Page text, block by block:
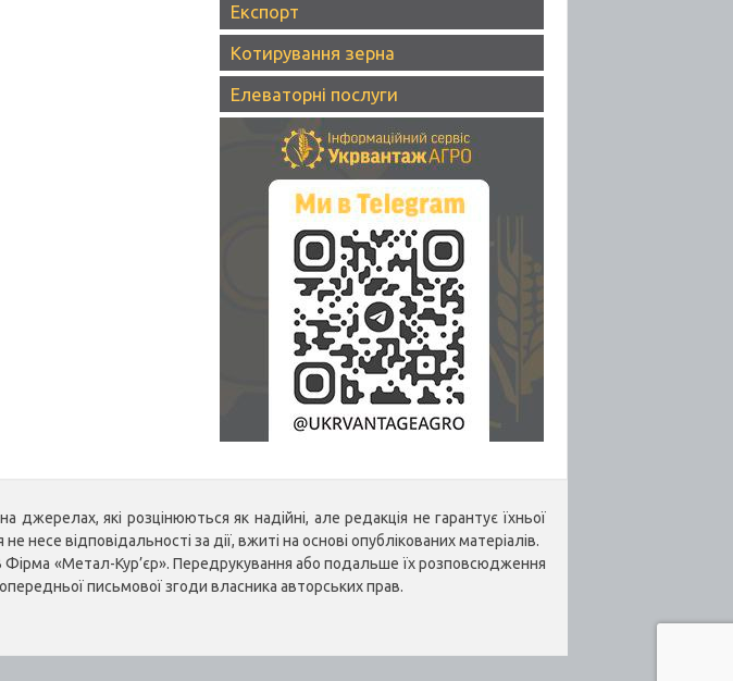
Експорт
Котирування зерна
Елеваторні послуги
джерелах, які розцінюються як надійні, але редакція не гарантує їхньої
несе відповідальності за дії, вжиті на основі опублікованих матеріалів.
Фірма «Метал-Кур’єр». Передрукування або подальше їх розповсюдження
письмової згоди власника авторських прав.